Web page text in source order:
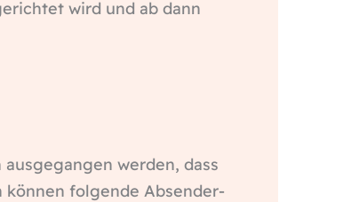
wird und ab dann
werden, dass
folgende Absender-